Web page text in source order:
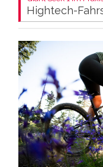
Hightech-